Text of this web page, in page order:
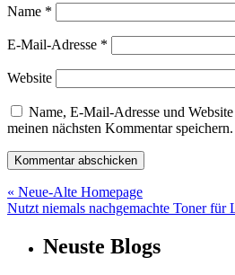
Name *
E-Mail-Adresse *
Website
Name, E-Mail-Adresse und
meinen nächsten Kommentar speichern.
Beitragsnavigation
« Neue-Alte Homepage
Nutzt niemals nachgemachte Toner für
Neuste Blogs